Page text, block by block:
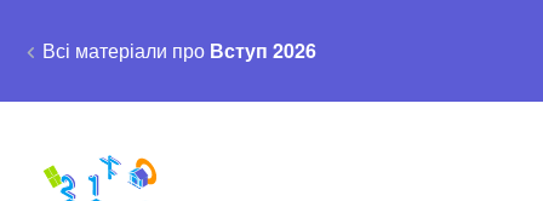
Всі матеріали про Вступ 2026